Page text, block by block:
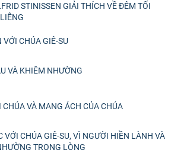
STINISSEN GIẢI THÍCH VỀ ĐÊM TỐI
VỚI CHÚA GIÊ-SU
VÀ KHIÊM NHƯỜNG
CHÚA VÀ MANG ÁCH CỦA CHÚA
VỚI CHÚA GIÊ-SU, VÌ NGƯỜI HIỀN LÀNH VÀ
TRONG LÒNG